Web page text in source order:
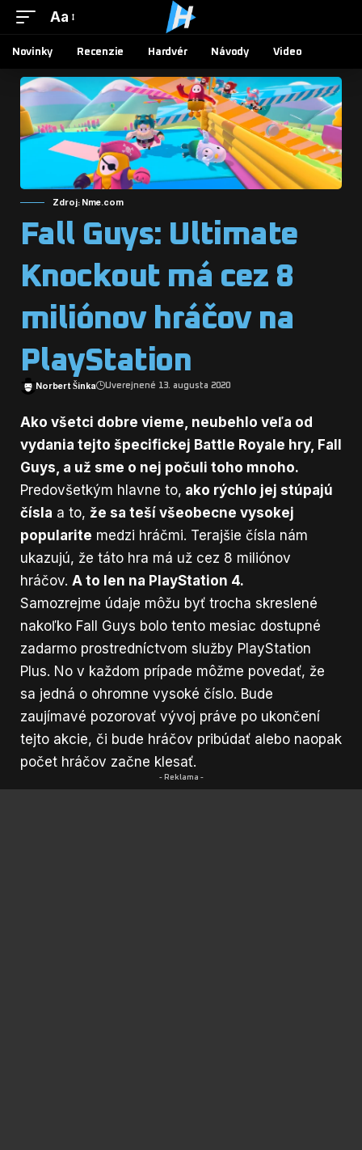
Aa
Novinky Recenzie Hardvér Návody Video
Zdroj: Nme.com
Fall Guys: Ultimate
Knockout má cez 8
miliónov hráčov na
PlayStation
Norbert Šinka Uverejnené 13. augusta 2020
Ako všetci dobre vieme, neubehlo veľa od
vydania tejto špecifickej Battle Royale hry, Fall
Guys, a už sme o nej počuli toho mnoho.
Predovšetkým hlavne to, ako rýchlo jej stúpajú
čísla a to, že sa teší všeobecne vysokej
popularite medzi hráčmi. Terajšie čísla nám
ukazujú, že táto hra má už cez 8 miliónov
hráčov. A to len na PlayStation 4.
Samozrejme údaje môžu byť trocha skreslené
nakoľko Fall Guys bolo tento mesiac dostupné
zadarmo prostredníctvom služby PlayStation
Plus. No v každom prípade môžme povedať, že
sa jedná o ohromne vysoké číslo. Bude
zaujímavé pozorovať vývoj práve po ukončení
tejto akcie, či bude hráčov pribúdať alebo naopak
počet hráčov začne klesať.
- Reklama -